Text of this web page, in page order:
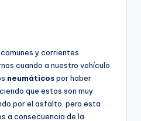
y corrientes
cuando a nuestro vehículo
neumáticospor haber
que estos son muy
por el asfalto, pero esta
a consecuencia de la